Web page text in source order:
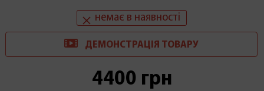
немає в наявності
ДЕМОНСТРАЦІЯ ТОВАРУ
4400 грн